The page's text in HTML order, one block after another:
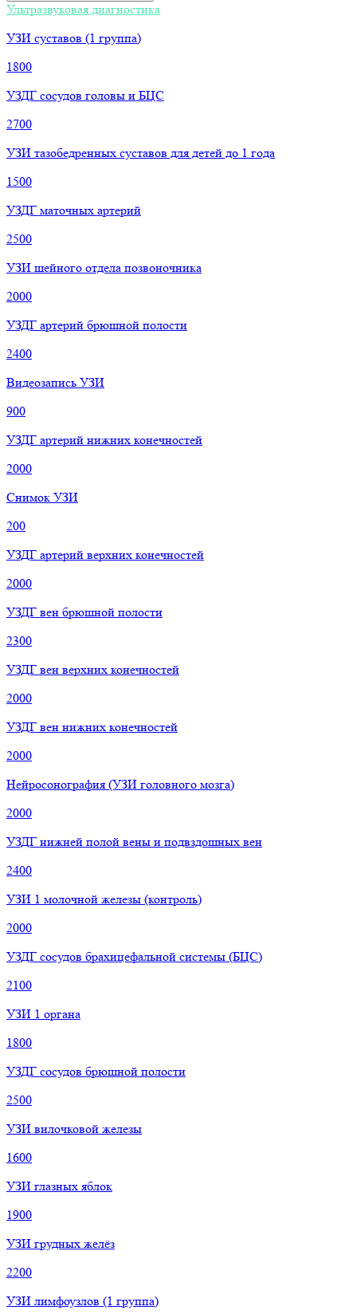
Ультразвуковая диагностика
УЗИ суставов (1 группа)
1800
УЗДГ сосудов головы и БЦС
2700
УЗИ тазобедренных суставов для детей до 1 года
1500
УЗДГ маточных артерий
2500
УЗИ шейного отдела позвоночника
2000
УЗДГ артерий брюшной полости
2400
Видеозапись УЗИ
900
УЗДГ артерий нижних конечностей
2000
Снимок УЗИ
200
УЗДГ артерий верхних конечностей
2000
УЗДГ вен брюшной полости
2300
УЗДГ вен верхних конечностей
2000
УЗДГ вен нижних конечностей
2000
Нейросонография (УЗИ головного мозга)
2000
УЗДГ нижней полой вены и подвздошных вен
2400
УЗИ 1 молочной железы (контроль)
2000
УЗДГ сосудов брахицефальной системы (БЦС)
2100
УЗИ 1 органа
1800
УЗДГ сосудов брюшной полости
2500
УЗИ вилочковой железы
1600
УЗИ глазных яблок
1900
УЗИ грудных желёз
2200
УЗИ лимфоузлов (1 группа)